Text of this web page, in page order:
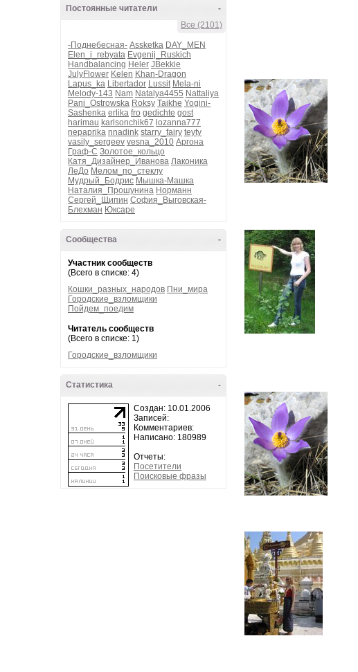
-
Постоянные читатели
Все (2101)
-Поднебесная- Assketka DAY_MEN
Elen_i_rebyata Evgenij_Ruskich
Handbalancing Heler JBekkie
JulyFlower Kelen Khan-Dragon
Lapus_ka Libertador Lussit Mela-ni
Melody-143 Nam Natalya4455 Nattaliya
Pani_Ostrowska Roksy Taikhe Yogini-
Sashenka erlika fro gedichte gost
harimau karlsonchik67 lozanna777
nepaprika nnadink starry_fairy teyty
vasily_sergeev vesna_2010 Аргона
Граф-С Золотое_кольцо
Катя_Дизайнер_Иванова Лаконика
ЛеДо Мелом_по_стеклу
Мудрый_Бодрис Мышка-Машка
Наталия_Прошунина Норманн
Сергей_Щипин София_Выговская-
Блехман Юксаре
-
Сообщества
Участник сообществ
(Всего в списке: 4)
Кошки_разных_народов Пни_мира
Городские_взломщики
Пойдем_поедим
Читатель сообществ
(Всего в списке: 1)
Городские_взломщики
-
Статистика
Создан: 10.01.2006
Записей:
Комментариев:
Написано: 180989
Отчеты:
Посетители
Поисковые фразы